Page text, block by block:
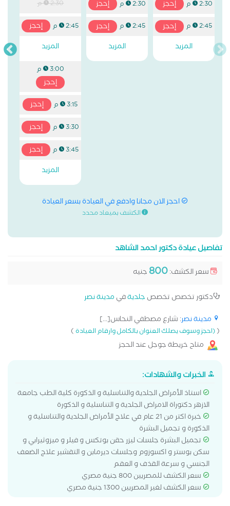
2:30 م إحجز
2:45 م
إحجز
المزيد
2:30 م إحجز
2:45 م
إحجز
المزيد
2:30 م
2:45 م
إحجز
المزيد
3:00 م
إحجز
3:15 م إحجز
3:30 م إحجز
3:45 م
إحجز
المزيد
احجز الان مجانا وادفع في العيادة بسعر العيادة
الكشف بميعاد محدد
تفاصيل عيادة دكتور احمد الشاهد
سعر الكشف:800 جنيه
دكتور تخصص تخصص جلديةفي مدينة نصر
مدينة نصر: شارع مصطفي النحاس[...]
((احجز وسوف يصلك العنوان بالكامل وارقام العيادة)
متاح خريطة جوجل عند الحجز
الخبرات والشهادات:
استاذ الأمراض الجلدية والتناسلية و الذكورة كلية الطب جامعة
الازهر دكتوراة الامراض الجلدية و التناسلية و الذكورة
خبرة اكتر من 21 عام في علاج الأمراض الجلدية والتناسلية و
الذكورة و تجميل البشرة
تجميل البشرة جلسات ليزر حقن بوتكس و فيلر و ميزوثيرابي و
سكن بوستر و اكسوزوم وجلسات ديرمابن و التقشير علاج الضعف
الجنسي و سرعة القذف و العقم
سعر الكشف للمصريين 800 جنية مصري
سعر الكشف لغير المصريين 1300 جنية مصري